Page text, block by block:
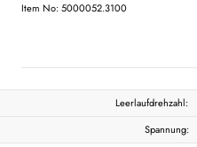
Item No: 5000052.3100
Leerlaufdrehzahl:
Spannung: